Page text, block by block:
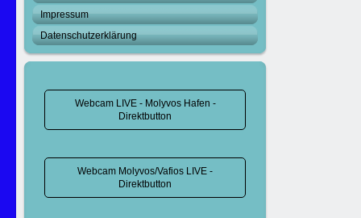
Impressum
Datenschutzerklärung
Webcam LIVE - Molyvos Hafen -
Direktbutton
Webcam Molyvos/Vafios LIVE -
Direktbutton